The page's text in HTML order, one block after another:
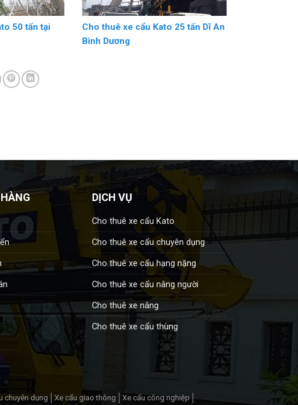
50 tấn tại
Cho thuê xe cẩu Kato 25 tấn Dĩ An
Bình Dương
DỊCH VỤ
Cho thuê xe cẩu Kato
Cho thuê xe cẩu chuyên dụng
Cho thuê xe cẩu hạng nặng
Cho thuê xe cẩu nâng người
Cho thuê xe nâng
Cho thuê xe cẩu thùng
chuyên dụng Xe cẩu giao thông Xe cẩu công nghiệp